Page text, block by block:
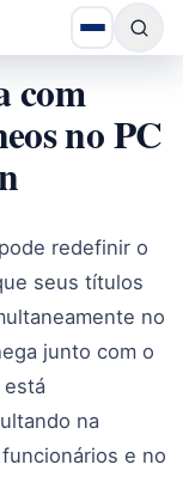
com
no PC
redefinir o
seus títulos
no
junto com o
na
e no